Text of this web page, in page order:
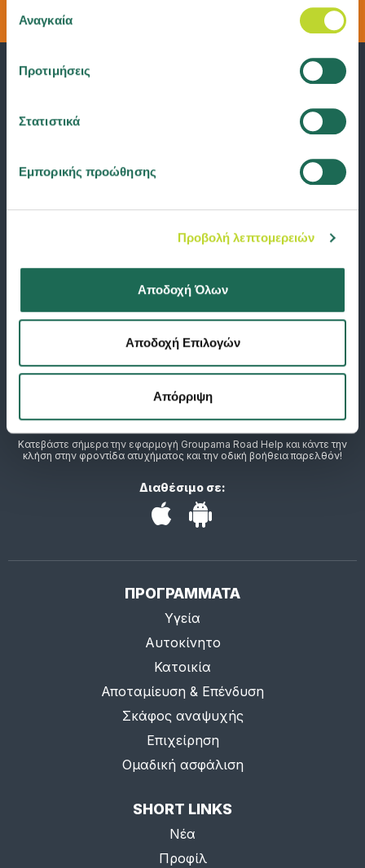
των υπηρεσιών τους. Μάθετε περισσότερα για τα
συγκατάθεσης
Αναγκαία
Προτιμήσεις
Στατιστικά
Εμπορικής προώθησης
Προβολή λεπτομερειών
Αποδοχή Όλων
Αποδοχή Επιλογών
Απόρριψη
Κατεβάστε σήμερα την εφαρμογή Groupama Road Help και κάντε την
κλήση στην φροντίδα ατυχήματος και την οδική βοήθεια παρελθόν!
Διαθέσιμο σε:
ΠΡΟΓΡΑΜΜΑΤΑ
Υγεία
Αυτοκίνητο
Κατοικία
Αποταμίευση & Επένδυση
Σκάφος αναψυχής
Επιχείρηση
Ομαδική ασφάλιση
SHORT LINKS
Νέα
Προφίλ